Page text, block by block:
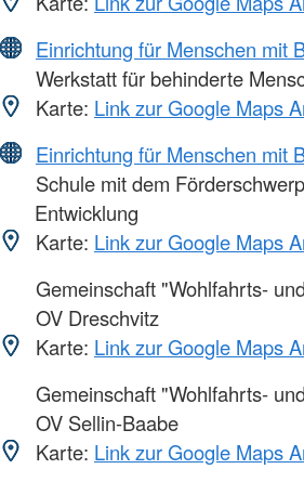
Einrichtung für Menschen mit
Werkstatt für behinderte
Karte: Link zur Google Maps
Einrichtung für Menschen mit
Schule mit dem
Entwicklung
Karte: Link zur Google Maps
Gemeinschaft "Wohlfahrts-
OV Dreschvitz
Karte: Link zur Google Maps
Gemeinschaft "Wohlfahrts-
OV Sellin-Baabe
Karte: Link zur Google Maps